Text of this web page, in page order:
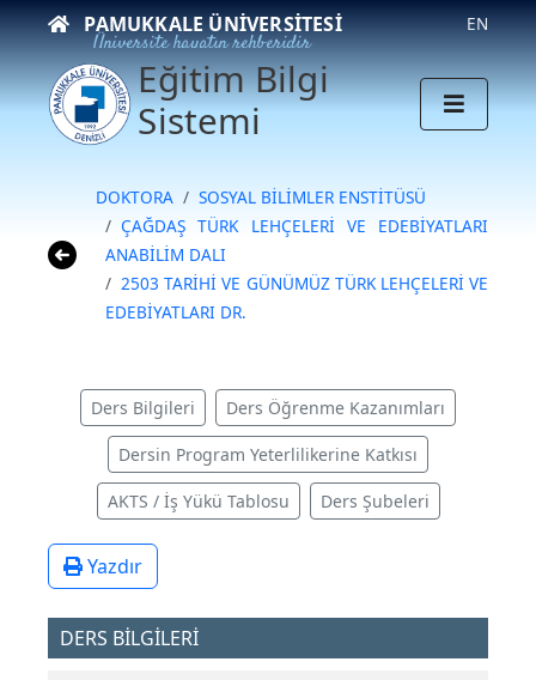
PAMUKKALE ÜNIVERSITESI
Üniversite hayatın rehberidir
EN
Eğitim Bilgi
Sistemi
DOKTORA
SOSYAL BİLİMLER ENSTİTÜSÜ
ÇAĞDAŞ TÜRK LEHÇELERİ VE EDEBİYATLARI
ANABİLİM DALI
2503 TARİHİ VE GÜNÜMÜZ TÜRK LEHÇELERİ VE
EDEBİYATLARI DR.
Ders Bilgileri Ders Öğrenme Kazanımları
Dersin Program Yeterlilikerine Katkısı
AKTS / İş Yükü Tablosu Ders Şubeleri
Yazdır
DERS BİLGİLERİ